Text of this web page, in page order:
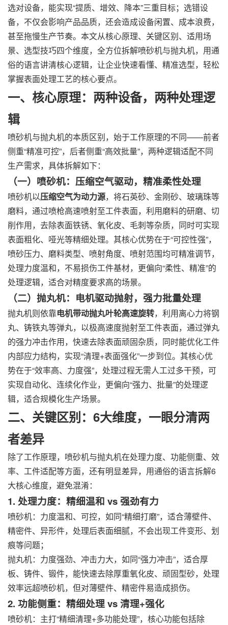
选对设备，能实现“提质、增效、降本”三重目标；选错设
备，不仅会影响产品品质，还会造成设备闲置、成本浪费，
甚至拖慢生产节奏。本文从核心原理、关键区别、适用场
景、选型技巧四个维度，全方位拆解喷砂机与抛丸机，用通
俗的语言讲清核心逻辑，让企业快速看懂、精准选型，轻松
掌握表面处理工艺的核心要点。
一、核心原理：两种设备，两种处理逻
辑
喷砂机与抛丸机的本质区别，始于工作原理的不同——前者
侧重“精准可控”，后者侧重“高效批量”，两种逻辑适配不同
生产需求，具体拆解如下：
（一）喷砂机：压缩空气驱动，精准柔性处理
喷砂机以压缩空气为动力源，将石英砂、金刚砂、玻璃珠等
磨料，通过喷枪高速喷射至工件表面，利用磨料的研磨、切
削作用，去除表面铁锈、氧化皮、毛刺等杂质，同时可实现
表面粗化、哑光等精细处理。其核心优势在于“可控性强”，
喷砂压力、磨料类型、喷射角度、喷射范围均可精准调节，
处理力度温和，不易损伤工件基材，更偏向“柔性、精准”的
处理逻辑，适合对精度要求高的场景。
（二）抛丸机：电机驱动抛射，强力批量处理
抛丸机则依靠电机带动抛丸叶轮高速旋转，利用离心力将钢
丸、铸铁丸等弹丸，以极高速度抛射至工件表面，通过弹丸
的强力冲击作用，快速去除表面顽固杂质，同时能优化工件
内部应力结构，实现“清理+表面强化”一步到位。其核心优
势在于“效率高、力度强”，处理过程无需人工过多干预，可
实现自动化、连续化作业，更偏向“强力、批量”的处理逻
辑，适合规模化生产场景。
二、关键区别：6大维度，一眼分清两
者差异
除了工作原理，喷砂机与抛丸机在处理力度、功能侧重、效
率、工件适配等方面，还有明显差异，用通俗的语言拆解6
大核心维度，避免混淆：
1. 处理力度：精细温和 vs 强劲有力
喷砂机：力度温和、可控，如同“精细打磨”，适合薄壁件、
精密件、异形件，处理后表面细腻，不会出现工件变形、划
痕等问题；
抛丸机：力度强劲、冲击力大，如同“强力冲击”，适合厚
板、铸件、锻件，能快速去除厚重氧化皮、顽固型砂，处理
效率远超喷砂机，但对薄壁件、精密件易造成损伤。
2. 功能侧重：精细处理 vs 清理+强化
喷砂机：主打“精细清理+多功能处理”，核心功能包括除